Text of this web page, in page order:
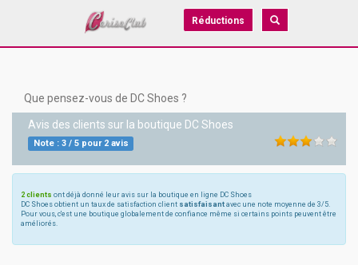
Réductions
Que pensez-vous de DC Shoes ?
Avis des clients sur la boutique DC Shoes
Note : 3/ 5pour 2avis
2 clients ont déjà donné leur avis sur la boutique en ligne DC Shoes
DC Shoes obtient un taux de satisfaction client satisfaisant avec une note moyenne de 3/5.
Pour vous, c'est une boutique globalement de confiance même si certains points peuvent être
améliorés.